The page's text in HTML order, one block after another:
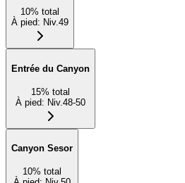
10% total
À pied: Niv.49
Entrée du Canyon
15% total
À pied: Niv.48-50
Canyon Sesor
10% total